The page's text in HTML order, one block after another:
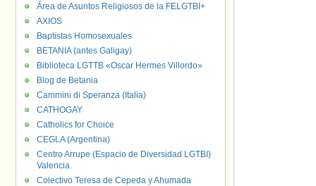
Área de Asuntos Religiosos de la FELGTBI+
AXIOS
Baptistas Homosexuales
BETANIA (antes Galigay)
Biblioteca LGTTB «Oscar Hermes Villordo»
Blog de Betania
Cammini di Speranza (Italia)
CATHOGAY
Catholics for Choice
CEGLA (Argentina)
Centro Arrupe (Espacio de Diversidad LGTBI)
Valencia.
Colectivo Teresa de Cepeda y Ahumada